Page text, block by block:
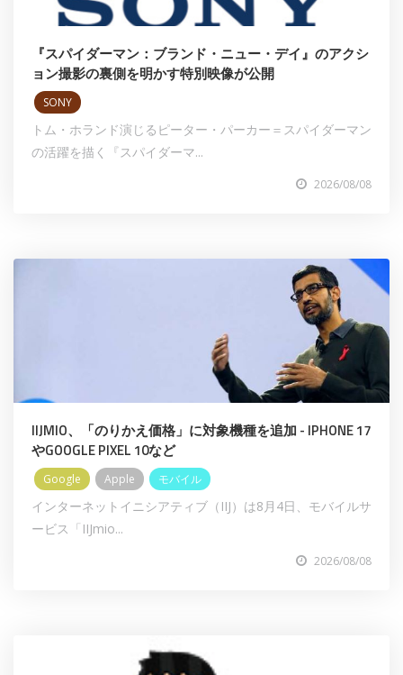
『スパイダーマン：ブランド・ニュー・デイ』のアクシ
ョン撮影の裏側を明かす特別映像が公開
SONY
トム・ホランド演じるピーター・パーカー＝スパイダーマン
の活躍を描く『スパイダーマ...
2026/08/08
IIJMIO、「のりかえ価格」に対象機種を追加 - IPHONE 17
やGOOGLE PIXEL 10など
Google Apple モバイル
インターネットイニシアティブ（IIJ）は8月4日、モバイルサ
ービス「IIJmio...
2026/08/08